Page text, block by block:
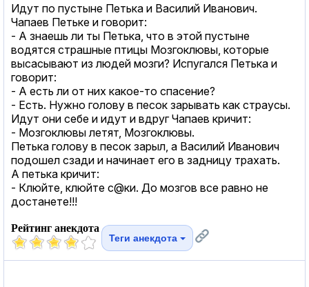
Идут по пустыне Петька и Василий Иванович.
Чапаев Петьке и говорит:
- А знаешь ли ты Петька, что в этой пустыне
водятся страшные птицы Мозгоклювы, которые
высасывают из людей мозги? Испугался Петька и
говорит:
- А есть ли от них какое-то спасение?
- Есть. Нужно голову в песок зарывать как страусы.
Идут они себе и идут и вдруг Чапаев кричит:
- Мозгоклювы летят, Мозгоклювы.
Петька голову в песок зарыл, а Василий Иванович
подошел сзади и начинает его в задницу трахать.
А петька кричит:
- Клюйте, клюйте с@ки. До мозгов все равно не
достанете!!!
Рейтинг анекдота
Теги анекдота